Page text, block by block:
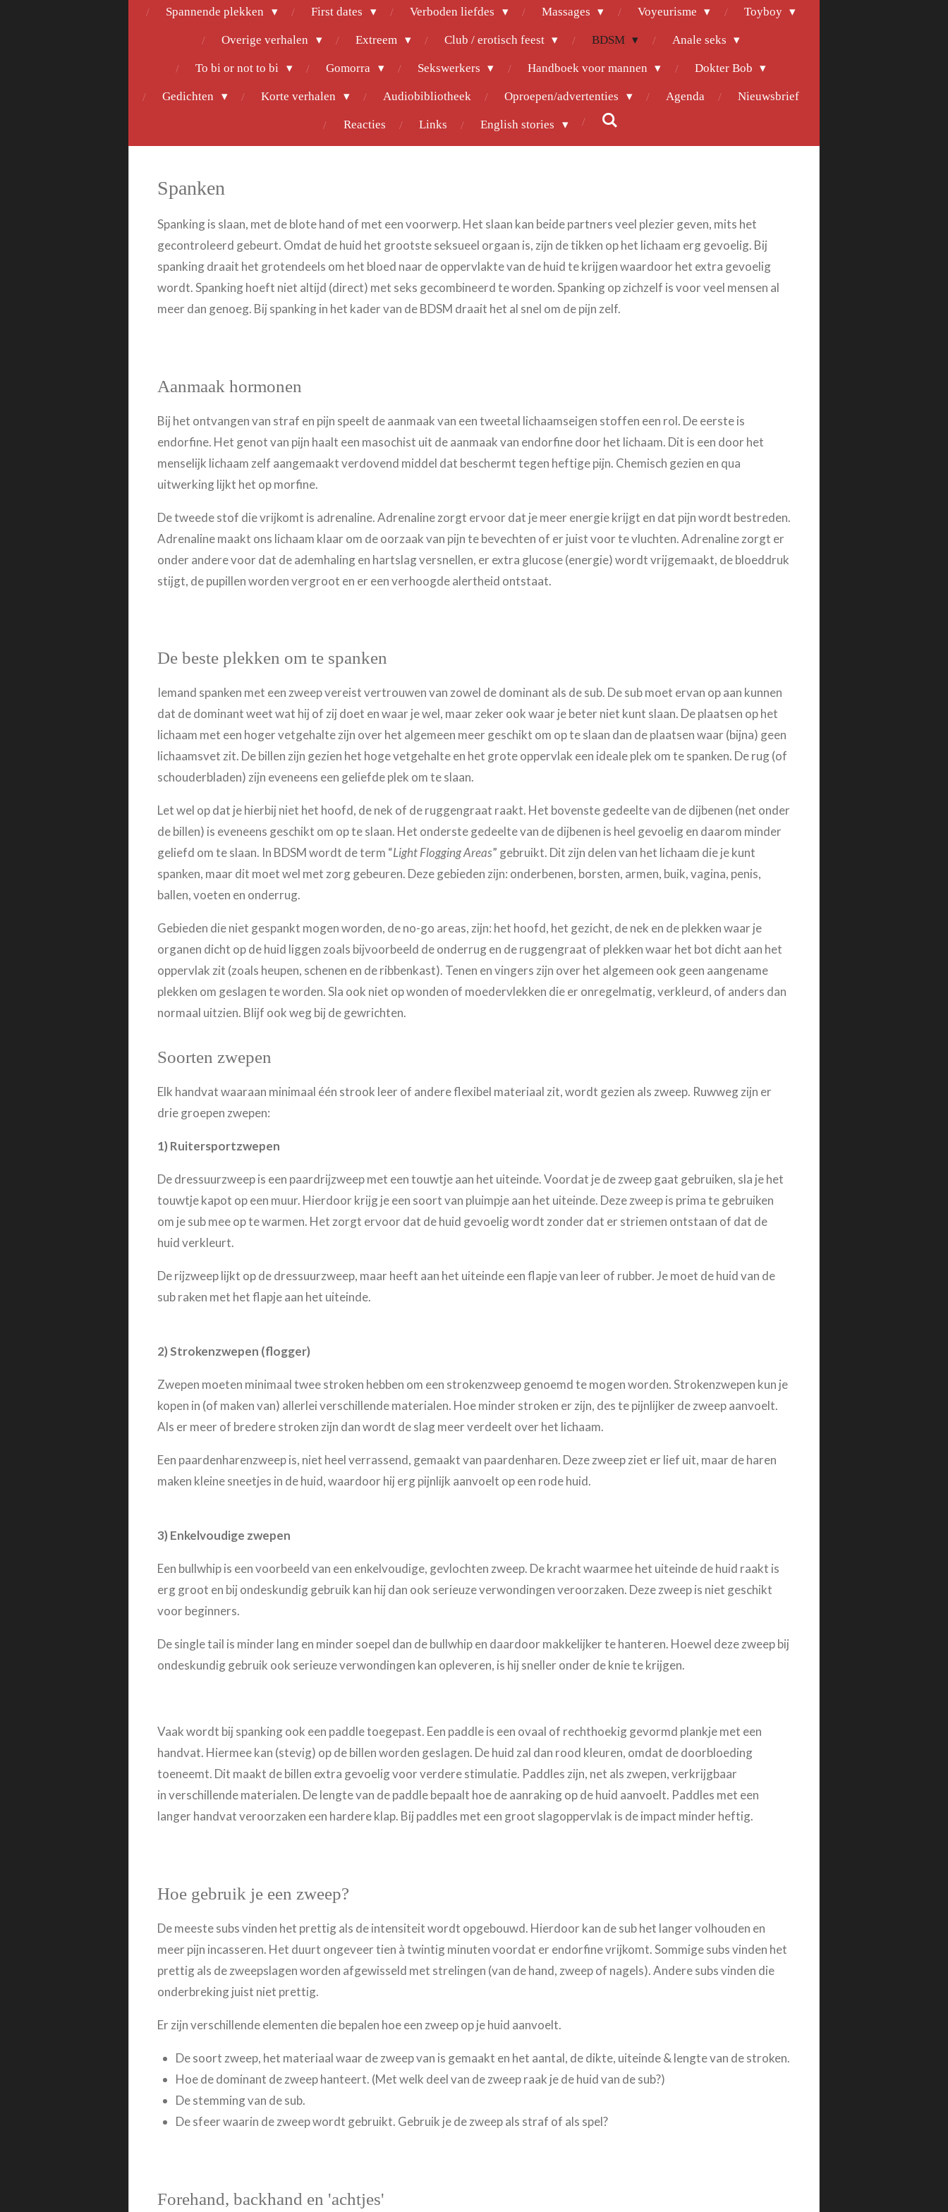
Spannende plekken First dates Verboden liefdes Massages Voyeurisme Toyboy
Overige verhalen Extreem Club / erotisch feest BDSM Anale seks
To bi or not to bi Gomorra Sekswerkers Handboek voor mannen Dokter Bob
Gedichten Korte verhalen Audiobibliotheek Oproepen/advertenties Agenda Nieuwsbrief
Reacties Links English stories
Spanken
Spanking is slaan, met de blote hand of met een voorwerp. Het slaan kan beide partners veel plezier geven, mits het
gecontroleerd gebeurt. Omdat de huid het grootste seksueel orgaan is, zijn de tikken op het lichaam erg gevoelig. Bij
spanking draait het grotendeels om het bloed naar de oppervlakte van de huid te krijgen waardoor het extra gevoelig
wordt.Spanking hoeft niet altijd (direct) met seks gecombineerd te worden. Spanking op zichzelf is voor veel mensen al
meer dan genoeg. Bij spanking in het kader van de BDSM draait het al snel om de pijn zelf.
Aanmaak hormonen
Bij het ontvangen van straf en pijn speelt de aanmaak van een tweetal lichaamseigen stoffen een rol. De eerste is
endorfine. Het genot van pijn haalt een masochist uit de aanmaak van endorfinedoor het lichaam. Dit is een door het
menselijk lichaam zelf aangemaakt verdovend middel dat beschermt tegen heftige pijn. Chemisch gezien en qua
uitwerking lijkt het op morfine.
De tweede stof die vrijkomt is adrenaline. Adrenaline zorgt ervoor dat je meer energie krijgt en dat pijn wordt bestreden.
Adrenaline maakt ons lichaam klaar om de oorzaak van pijn te bevechten of er juist voor te vluchten. Adrenaline zorgt er
onder andere voor dat de ademhaling en hartslag versnellen, er extra glucose (energie) wordt vrijgemaakt, de bloeddruk
stijgt, de pupillen worden vergroot en er een verhoogde alertheid ontstaat.
De beste plekken om te spanken
Iemand spanken met een zweep vereist vertrouwen van zowel de dominant als de sub. De sub moet ervan op aan kunnen
dat de dominant weet wat hij of zij doet en waar je wel, maar zeker ook waar je beter niet kunt slaan. De plaatsen op het
lichaam met een hoger vetgehalte zijn over het algemeen meer geschikt om op te slaan dan de plaatsen waar (bijna) geen
lichaamsvet zit. De billen zijn gezien het hoge vetgehalte en het grote oppervlak een ideale plek om te spanken. De rug (of
schouderbladen) zijn eveneens een geliefde plek om te slaan.
Let wel op dat je hierbij niet het hoofd, de nek of de ruggengraat raakt. Het bovenste gedeelte van de dijbenen (net onder
de billen) is eveneens geschikt om op te slaan. Het onderste gedeelte van de dijbenen is heel gevoelig en daarom minder
geliefd om te slaan. In BDSM wordt de term “Light Flogging Areas” gebruikt. Dit zijn delen van het lichaam die je kunt
spanken, maar dit moet wel met zorg gebeuren. Deze gebieden zijn: onderbenen, borsten, armen, buik, vagina, penis,
ballen, voeten en onderrug.
Gebieden die niet gespankt mogen worden, de no-go areas, zijn: het hoofd, het gezicht, de nek en de plekken waar je
organen dicht op de huid liggen zoals bijvoorbeeld de onderrug en de ruggengraat of plekken waar het bot dicht aan het
oppervlak zit (zoals heupen, schenen en de ribbenkast). Tenen en vingers zijn over het algemeen ook geen aangename
plekken om geslagen te worden. Sla ook niet op wonden of moedervlekken die er onregelmatig, verkleurd, of anders dan
normaal uitzien. Blijf ook weg bij de gewrichten.
Soorten zwepen
Elk handvat waaraan minimaal één strook leer of andere flexibel materiaal zit, wordt gezien als zweep. Ruwweg zijn er
drie groepen zwepen:
1) Ruitersportzwepen
De dressuurzweep is een paardrijzweep met een touwtje aan het uiteinde. Voordat je de zweep gaat gebruiken, sla je het
touwtje kapot op een muur. Hierdoor krijg je een soort van pluimpje aan het uiteinde. Deze zweep is prima te gebruiken
om je sub mee op te warmen. Het zorgt ervoor dat de huid gevoelig wordt zonder dat er striemen ontstaan of dat de
huid verkleurt.
De rijzweep lijkt op de dressuurzweep, maar heeft aan het uiteinde een flapje van leer of rubber. Je moet de huid van de
sub raken met het flapje aan het uiteinde.
2) Strokenzwepen (flogger)
Zwepen moeten minimaal twee stroken hebben om een strokenzweep genoemd te mogen worden. Strokenzwepen kun je
kopen in (of maken van) allerlei verschillende materialen. Hoe minder stroken er zijn, des te pijnlijker de zweep aanvoelt.
Als er meer of bredere stroken zijn dan wordt de slag meer verdeelt over het lichaam.
Een paardenharenzweep is, niet heel verrassend, gemaakt van paardenharen. Deze zweep ziet er lief uit, maar de haren
maken kleine sneetjes in de huid, waardoor hij erg pijnlijk aanvoelt op een rode huid.
3) Enkelvoudige zwepen
Een bullwhip is een voorbeeld van een enkelvoudige, gevlochten zweep. De kracht waarmee het uiteinde de huid raakt is
erg groot en bij ondeskundig gebruik kan hij dan ook serieuze verwondingen veroorzaken. Deze zweep is niet geschikt
voor beginners.
De single tail is minder lang en minder soepel dan de bullwhip en daardoor makkelijker te hanteren. Hoewel deze zweep bij
ondeskundig gebruik ook serieuze verwondingen kan opleveren, is hij sneller onder de knie te krijgen.
Vaak wordt bij spanking ook een paddle toegepast. Een paddleis een ovaal of rechthoekig gevormd plankje met een
handvat. Hiermee kan (stevig) op de billen worden geslagen. De huid zal dan rood kleuren, omdat dedoorbloeding
toeneemt. Dit maakt de billen extra gevoelig voor verdere stimulatie. Paddles zijn, net als zwepen, verkrijgbaar
in verschillende materialen. De lengte van de paddle bepaalt hoe de aanraking op de huid aanvoelt. Paddles met een
langer handvat veroorzaken een hardere klap. Bij paddles met een groot slagoppervlak is de impact minder heftig.
Hoe gebruik je een zweep?
De meeste subs vinden het prettig als de intensiteit wordt opgebouwd. Hierdoor kan de sub het langer volhouden en
meer pijn incasseren. Het duurt ongeveer tien à twintig minuten voordat er endorfine vrijkomt. Sommige subs vinden het
prettig als de zweepslagen worden afgewisseld met strelingen (van de hand, zweep of nagels). Andere subs vinden die
onderbreking juist niet prettig.
Er zijn verschillende elementen die bepalen hoe een zweep op je huid aanvoelt.
De soort zweep, het materiaal waar de zweep van is gemaakt en het aantal, de dikte, uiteinde & lengte van de stroken.
Hoe de dominant de zweep hanteert. (Met welk deel van de zweep raak je de huid van de sub?)
De stemming van de sub.
De sfeer waarin de zweep wordt gebruikt. Gebruik je de zweep als straf of als spel?
Forehand, backhand en 'achtjes'